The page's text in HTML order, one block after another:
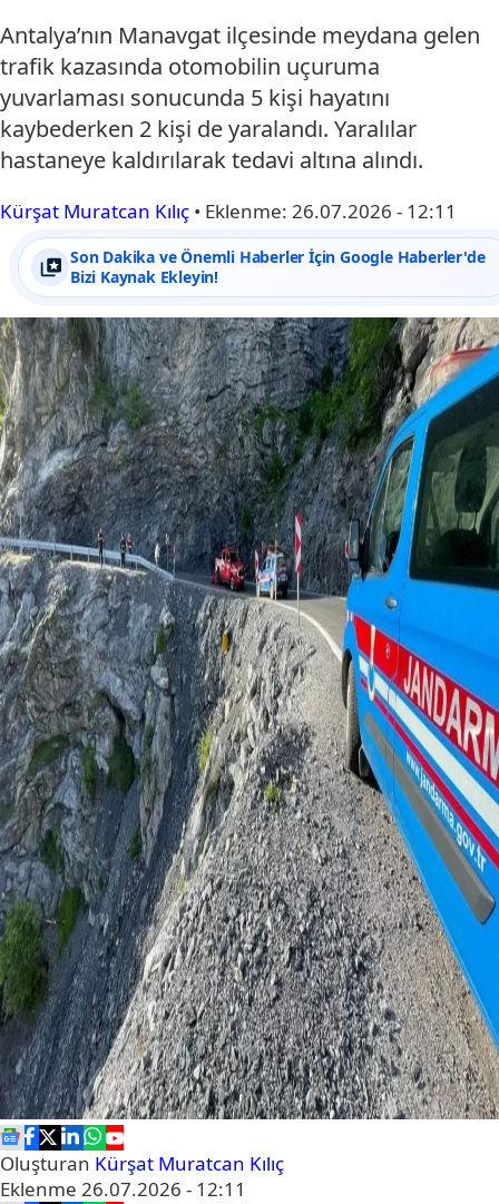
Antalya’nın Manavgat ilçesinde meydana gelen
trafik kazasında otomobilin uçuruma
yuvarlaması sonucunda 5 kişi hayatını
kaybederken 2 kişi de yaralandı. Yaralılar
hastaneye kaldırılarak tedavi altına alındı.
Kürşat Muratcan Kılıç • Eklenme: 26.07.2026 - 12:11
Son Dakika ve Önemli Haberler İçin Google Haberler'de
Bizi Kaynak Ekleyin!
Oluşturan Kürşat Muratcan Kılıç
Eklenme 26.07.2026 - 12:11